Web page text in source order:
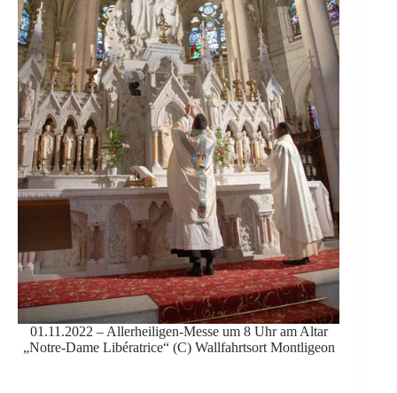
01.11.2022 – Allerheiligen-Messe um 8 Uhr am Altar
„Notre-Dame Libératrice“ (C) Wallfahrtsort Montligeon